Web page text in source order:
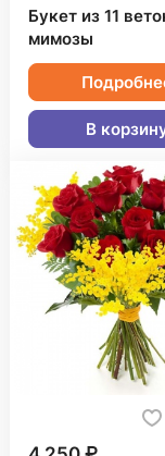
Букет из 11
мимозы
В